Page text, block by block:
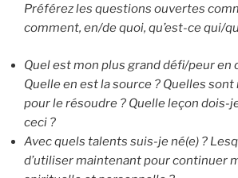
Préférez les questions ouvertes
comment, en/de quoi, qu’est-ce qui/
Quel est mon plus grand défi/peur en
Quelle en est la source ? Quelles
pour le résoudre ? Quelle leçon dois-
ceci ?
Avec quels talents suis-je né(e) ?
d’utiliser maintenant pour continuer